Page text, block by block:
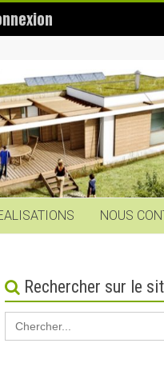
NOUS
Rechercher sur le
Search
for: